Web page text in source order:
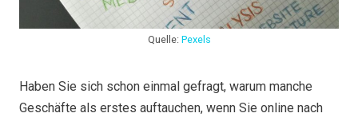
Quelle: Pexels
Haben Sie sich schon einmal gefragt, warum manche
Geschäfte als erstes auftauchen, wenn Sie online nach